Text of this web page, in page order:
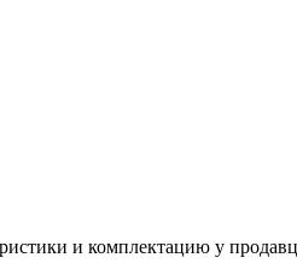
и комплектацию у